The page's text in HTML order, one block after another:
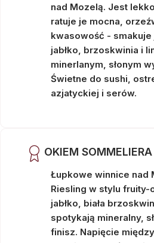
nad Mozelą. Jest
ratuje je mocna,
kwasowość -
jabłko, brzoskwinia i
minerlanym, słonym
Świetne do sushi,
azjatyckiej i serów.
OKIEM SOMMELIERA
Łupkowe winnice nad
Riesling w stylu fruity-
jabłko, biała
spotykają mineralny,
finisz. Napięcie